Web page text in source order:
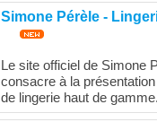
Simone Pérèle -
Le site officiel de Simone
consacre à la
de lingerie haut de